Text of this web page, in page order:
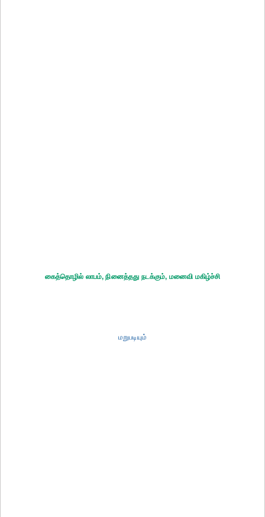
கைத்தொழில் லாபம், நினைத்தது நடக்கும், மனைவி மகிழ்ச்சி
மறுபடியும்